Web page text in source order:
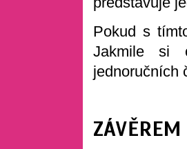
Pokud s
Jakmile si
jednoručních
ZÁVĚREM